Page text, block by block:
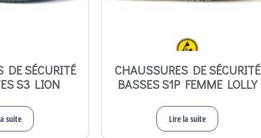
DE SÉCURITÉ
S3 LION
suite
CHAUSSURES DE SÉCURITÉ
BASSES S1P FEMME LOLLY
Lire la suite